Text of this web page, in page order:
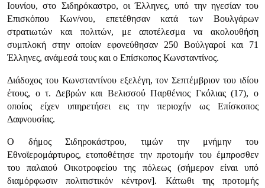
Ιουνίου, στο Σιδηρόκαστρο, οι Έλληνες, υπό την ηγεσίαν του
Επισκόπου Κων/νου, επετέθησαν κατά των Βουλγάρων
στρατιωτών και πολιτών, με αποτέλεσμα να ακολουθήση
συμπλοκή στην οποίαν εφονεύθησαν 250 Βούλγαροί και 71
Έλληνες, ανάμεσά τους και ο Επίσκοπος Κωνσταντίνος.
Διάδοχος του Κωνσταντίνου εξελέγη, τον Σεπτέμβριον του ιδίου
έτους, ο τ. Δεβρών και Βελισσού Παρθένιος Γκόλιας (17), ο
οποίος είχεν υπηρετήσει εις την περιοχήν ως Επίσκοπος
Δαφνουσίας.
Ο δήμος Σιδηροκάστρου, τιμών την μνήμην του
Εθνοϊερομάρτυρος, ετοποθέτησε την προτομήν του έμπροσθεν
του παλαιού Οικοτροφείου της πόλεως (σήμερον είναι υπό
διαμόρφωσιν πολιτιστικόν κέντρον]. Κάτωθι της προτομής